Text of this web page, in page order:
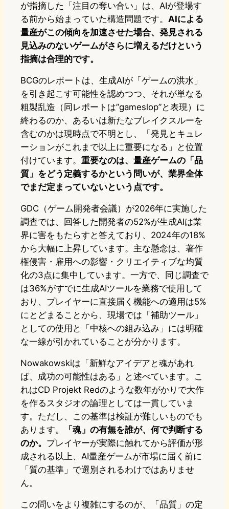
が指摘した「注目の奪い合い」は、AIが登場す
る前から始まっていた構造問題です。 AIによる
量産がこの傾向を加速させた場合、発見される
見込みのないゲームがさらに増えるだけという
指摘は合理的です。
BCGのレポートは、生成AIが「ゲームの洪水」
を引き起こす可能性を認めつつ、それが単なる
粗製乱造（同レポートは”gameslop”と表現）に
終わるのか、あるいは新たなブレイクスルーを
含むのかは現時点で不明とし、「発見とキュレ
ーションがこれまで以上に重要になる」と位置
付けています。 重要なのは、量産ゲームの「品
質」をどう定義するかという問いが、業界全体
でまだ定まっていないという点です。
GDC（ゲーム開発者会議）が2026年に実施した
調査では、回答した開発者の52%が生成AIは業
界に害をもたらすと答えており、2024年の18%
から大幅に上昇しています。主な懸念は、著作
権侵害・雇用への影響・クリエイティブな均質
化の3点に集中しています。一方で、同じ調査で
は36%がすでに生成AIツールを業務で使用して
おり、プレイヤーに直接届く機能への適用は5%
にとどまることから、現場では「補助ツール」
としての使用と「中核への組み込み」には明確
な一線が引かれていることが分かります。
Nowakowskiは「新鮮なアイデアと魂があれ
ば、成功の可能性はある」と述べています。こ
れはCD Projekt Redのような数年がかりで大作
を作るスタジオの論理としては一貫していま
す。ただし、この基準は検証が難しいものでも
あります。
「魂」の有無を誰が、何で判断する
のか。 プレイヤーが実際に触れてから評価が形
成される以上、AI量産ゲームが市場に届く前に
「質の基準」で選別されるわけではありませ
ん。
この問いをより複雑にするのが、「品質」の定